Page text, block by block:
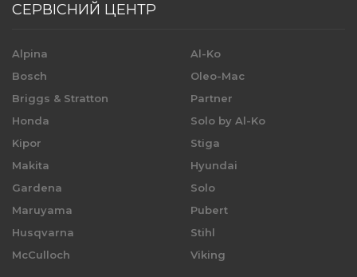
СЕРВІСНИЙ ЦЕНТР
Alpina
Bosch
Briggs & Stratton
Honda
Kipor
Makita
Gardena
Maruyama
Husqvarna
McCulloch
Al-Ko
Oleo-Mac
Partner
Solo by Al-Ko
Stiga
Hyundai
Solo
Pubert
Stihl
Viking